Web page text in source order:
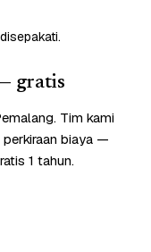
gratis
Tim kami
biaya —
1 tahun.